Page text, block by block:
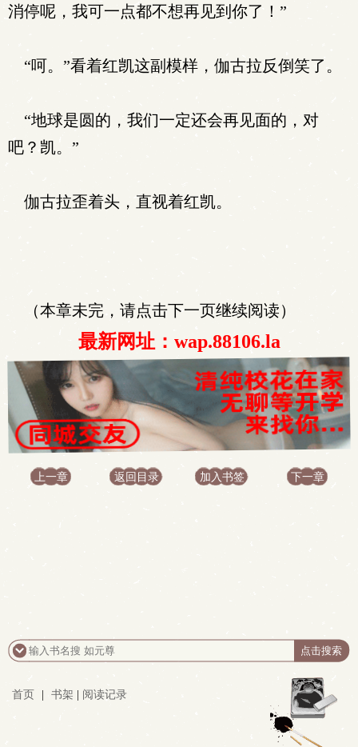
消停呢，我可一点都不想再见到你了！”
“呵。”看着红凯这副模样，伽古拉反倒笑了。
“地球是圆的，我们一定还会再见面的，对
吧？凯。”
伽古拉歪着头，直视着红凯。
（本章未完，请点击下一页继续阅读）
最新网址：wap.88106.la
上一章 返回目录 加入书签 下一章
首页 书架 阅读记录